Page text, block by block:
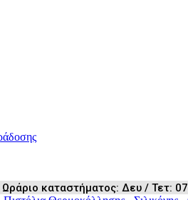
Ωράριο καταστήματος: Δευ / Τετ: